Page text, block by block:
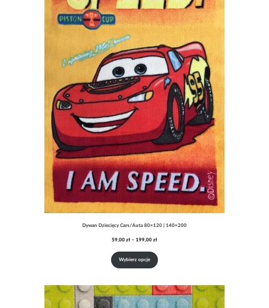
Dywan Dziecięcy Cars/Auta 80×120 | 140×200
59,00 zł – 199,00 złZakres
od
59,00 zł
Wybierz opcje